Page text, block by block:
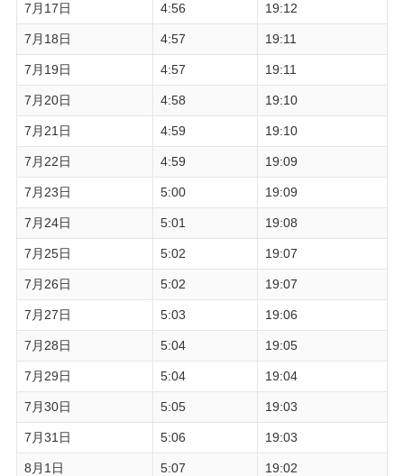
7月17日 4:56 19:12
7月18日 4:57 19:11
7月19日 4:57 19:11
7月20日 4:58 19:10
7月21日 4:59 19:10
7月22日 4:59 19:09
7月23日 5:00 19:09
7月24日 5:01 19:08
7月25日 5:02 19:07
7月26日 5:02 19:07
7月27日 5:03 19:06
7月28日 5:04 19:05
7月29日 5:04 19:04
7月30日 5:05 19:03
7月31日 5:06 19:03
8月1日 5:07 19:02